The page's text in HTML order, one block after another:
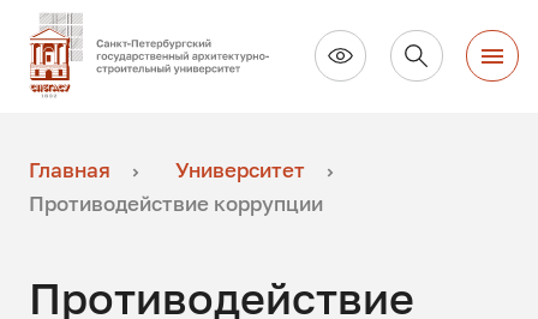
Главная
Университет
Противодействие коррупции
Противодействие